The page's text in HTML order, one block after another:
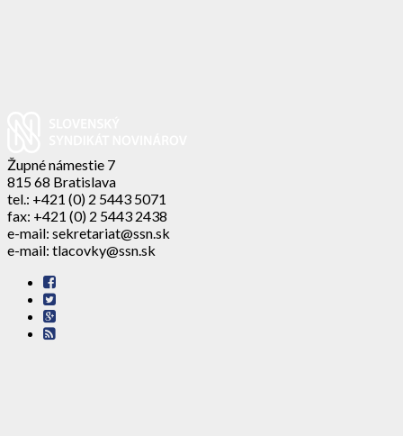
Župné námestie 7
815 68 Bratislava
tel.: +421 (0) 2 5443 5071
fax: +421 (0) 2 5443 2438
e-mail: sekretariat@ssn.sk
e-mail: tlacovky@ssn.sk